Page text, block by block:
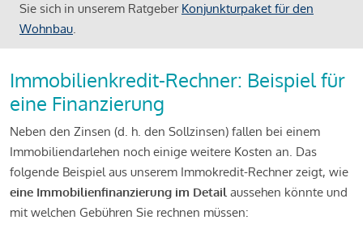
Sie sich in unserem Ratgeber Konjunkturpaket für den
Wohnbau.
Immobilienkredit-Rechner: Beispiel für
eine Finanzierung
Neben den Zinsen (d. h. den Sollzinsen) fallen bei einem
Immobiliendarlehen noch einige weitere Kosten an. Das
folgende Beispiel aus unserem Immokredit-Rechner zeigt, wie
eine Immobilienfinanzierung im Detail aussehen könnte und
mit welchen Gebühren Sie rechnen müssen: